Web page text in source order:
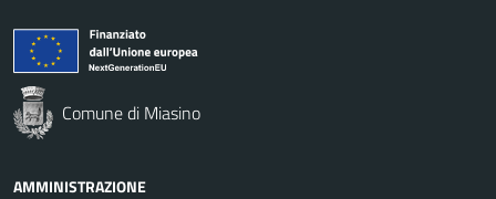
Comune di Miasino
AMMINISTRAZIONE